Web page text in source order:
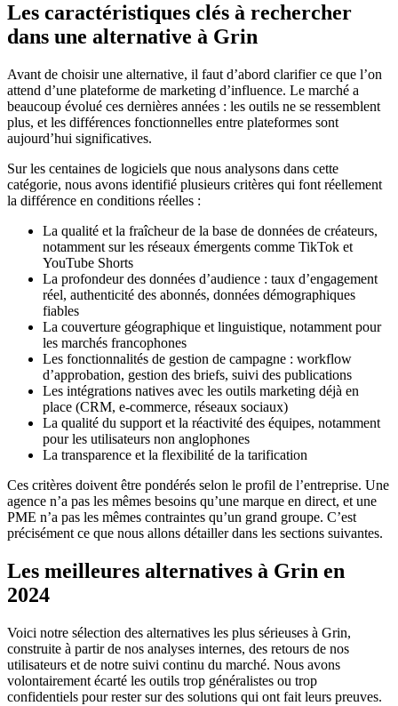
Les caractéristiques clés à rechercher
dans une alternative à Grin
Avant de choisir une alternative, il faut d’abord clarifier ce que l’on
attend d’une plateforme de marketing d’influence. Le marché a
beaucoup évolué ces dernières années : les outils ne se ressemblent
plus, et les différences fonctionnelles entre plateformes sont
aujourd’hui significatives.
Sur les centaines de logiciels que nous analysons dans cette
catégorie, nous avons identifié plusieurs critères qui font réellement
la différence en conditions réelles :
La qualité et la fraîcheur de la base de données de créateurs,
notamment sur les réseaux émergents comme TikTok et
YouTube Shorts
La profondeur des données d’audience : taux d’engagement
réel, authenticité des abonnés, données démographiques
fiables
La couverture géographique et linguistique, notamment pour
les marchés francophones
Les fonctionnalités de gestion de campagne : workflow
d’approbation, gestion des briefs, suivi des publications
Les intégrations natives avec les outils marketing déjà en
place (CRM, e-commerce, réseaux sociaux)
La qualité du support et la réactivité des équipes, notamment
pour les utilisateurs non anglophones
La transparence et la flexibilité de la tarification
Ces critères doivent être pondérés selon le profil de l’entreprise. Une
agence n’a pas les mêmes besoins qu’une marque en direct, et une
PME n’a pas les mêmes contraintes qu’un grand groupe. C’est
précisément ce que nous allons détailler dans les sections suivantes.
Les meilleures alternatives à Grin en
2024
Voici notre sélection des alternatives les plus sérieuses à Grin,
construite à partir de nos analyses internes, des retours de nos
utilisateurs et de notre suivi continu du marché. Nous avons
volontairement écarté les outils trop généralistes ou trop
confidentiels pour rester sur des solutions qui ont fait leurs preuves.